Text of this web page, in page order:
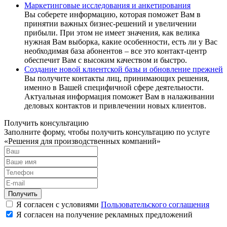
Маркетинговые исследования и анкетирования
Вы соберете информацию, которая поможет Вам в
принятии важных бизнес-решений и увеличении
прибыли. При этом не имеет значения, как велика
нужная Вам выборка, какие особенности, есть ли у Вас
необходимая база абонентов – все это контакт-центр
обеспечит Вам с высоким качеством и быстро.
Создание новой клиентской базы и обновление прежней
Вы получите контакты лиц, принимающих решения,
именно в Вашей специфичной сфере деятельности.
Актуальная информация поможет Вам в налаживании
деловых контактов и привлечении новых клиентов.
Получить консультацию
Заполните форму, чтобы получить консультацию по услуге
«Решения для производственных компаний»
Получить
Я согласен с условиями Пользовательского соглашения
Я согласен на получение рекламных предложений